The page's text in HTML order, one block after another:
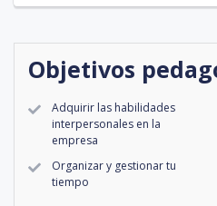
Objetivos
Adquirir las habilidades
interpersonales en la
empresa
Organizar y gestionar tu
tiempo